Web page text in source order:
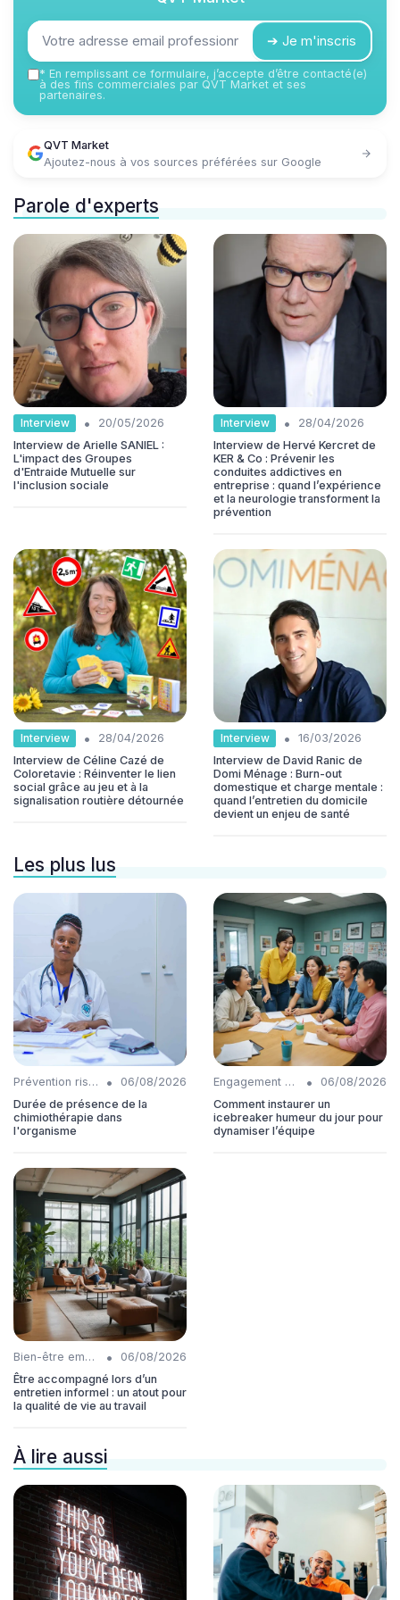
➔ Je m'inscris
* En remplissant ce formulaire, j’accepte d’être contacté(e)
à des fins commerciales par QVT Market et ses
partenaires.
QVT Market
Ajoutez-nous à vos sources préférées sur Google
Parole d'experts
Interview •
20/05/2026
Interview de Arielle SANIEL :
L'impact des Groupes
d'Entraide Mutuelle sur
l'inclusion sociale
Interview •
28/04/2026
Interview de Hervé Kercret de
KER & Co : Prévenir les
conduites addictives en
entreprise : quand l’expérience
et la neurologie transforment la
prévention
Interview •
28/04/2026
Interview de Céline Cazé de
Coloretavie : Réinventer le lien
social grâce au jeu et à la
signalisation routière détournée
Interview •
16/03/2026
Interview de David Ranic de
Domi Ménage : Burn-out
domestique et charge mentale :
quand l’entretien du domicile
devient un enjeu de santé
Les plus lus
Prévention risques •
06/08/2026
Durée de présence de la
chimiothérapie dans
l'organisme
Engagement collaborateurs •
06/08/2026
Comment instaurer un
icebreaker humeur du jour pour
dynamiser l’équipe
Bien-être employés •
06/08/2026
Être accompagné lors d’un
entretien informel : un atout pour
la qualité de vie au travail
À lire aussi